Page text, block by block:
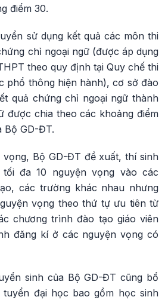
điểm 30.
sử dụng kết quả các môn thi
chỉ ngoại ngữ (được áp dụng
theo quy định tại Quy chế thi
phổ thông hiện hành), cơ sở đào
quả chứng chỉ ngoại ngữ thành
được chia theo các khoảng điểm
Bộ GD-ĐT.
vọng, Bộ GD-ĐT đề xuất, thí sinh
đa 10 nguyện vọng vào các
các trường khác nhau nhưng
vọng theo thứ tự ưu tiên từ
chương trình đào tạo giáo viên
đăng kí ở các nguyện vọng có
sinh của Bộ GD-ĐT cũng bổ
đại học bao gồm học sinh